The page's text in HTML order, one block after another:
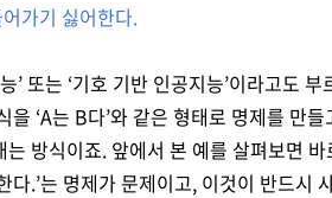
가기 싫어한다.
’ 또는 ‘기호 기반 인공지능’이라고도
‘A는 B다’와 같은 형태로 명제를 만
방식이죠. 앞에서 본 예를 살펴보면
다.’는 명제가 문제이고, 이것이 반드시